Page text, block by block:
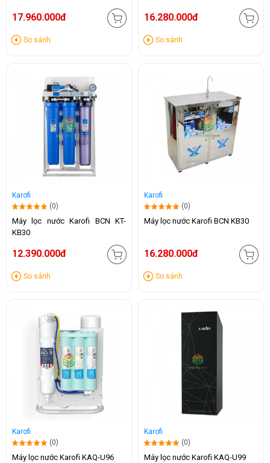
17.960.000đ
So sánh
16.280.000đ
So sánh
Karofi
(0)
Máy lọc nước Karofi BCN KT-
KB30
12.390.000đ
So sánh
Karofi
(0)
Máy lọc nước Karofi BCN KB30
16.280.000đ
So sánh
Karofi
(0)
Máy lọc nước Karofi KAQ-U96
Karofi
(0)
Máy lọc nước Karofi KAQ-U99